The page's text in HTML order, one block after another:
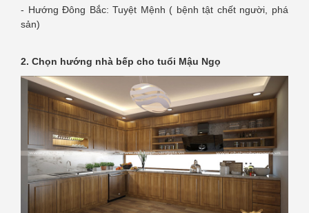
- Hướng Đông Bắc: Tuyệt Mệnh ( bệnh tật chết người, phá
sản)
2. Chọn hướng nhà bếp cho tuổi Mậu Ngọ